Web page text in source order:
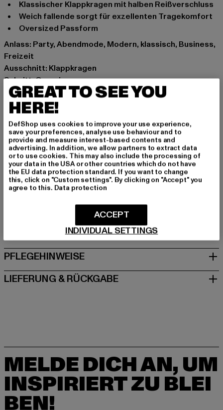
Klassischer Klappkragen mit halben Reißverschluss
Weich fallende sorgt für exzellenten Tragekomfort
Oversized Passform
Anlass: Party, Abendmode, Modern, klassisch, Business,
Freizeit
Ausschnitt: Klappkragen
Schnitt: Oversize
Marke: Urban Classics
Kat.: Poloshirts
Farbe: weiß
Hersteller Farbe: white
Materialzusammensetzung: 100% Baumwolle
Art.Nr: TB6223-00220
Hersteller: TB International GmbH |info@tbint.de
Dr.-Robert-Murjahn-Straße 7 | 64372 Ober-Ramstadt |
GRÖSSE & PASSFORM
PFLEGEHINWEISE
LIEFERUNG & RÜCKGABE
MELDE DICH AN, UM
INSPIRIERT ZU BLEI
BEN!
GREAT TO SEE YOU
HERE!
DefShop uses cookies to improve your use experience,
save your preferences, analyse use behaviour and to
provide and measure interest-based contents and
advertising. In addition, we allow partners to extract data
or to use cookies. This may also include the processing of
your data in the USA or other countries which do not have
the EU data protection standard. If you want to change
this, click on "Custom settings". By clicking on "Accept" you
agree to this. Data protection
INDIVIDUAL SETTINGS
ACCEPT